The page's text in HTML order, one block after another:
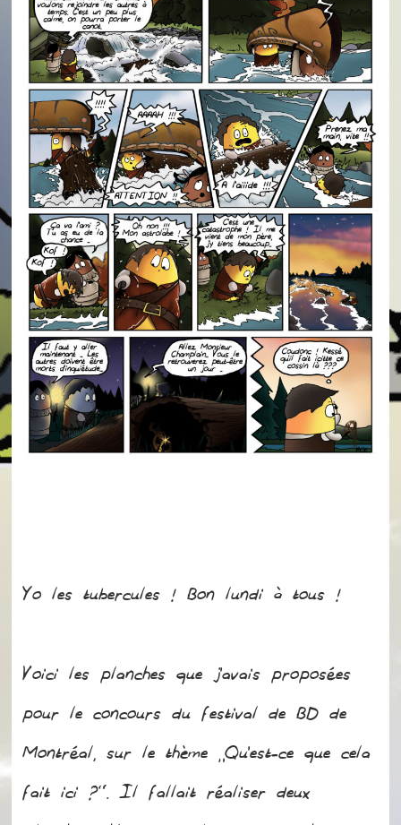
Yo les tubercules ! Bon lundi à tous !
Voici les planches que j’avais proposées
pour le concours du festival de BD de
Montréal, sur le thème “Qu’est-ce que cela
fait ici ?”. Il fallait réaliser deux